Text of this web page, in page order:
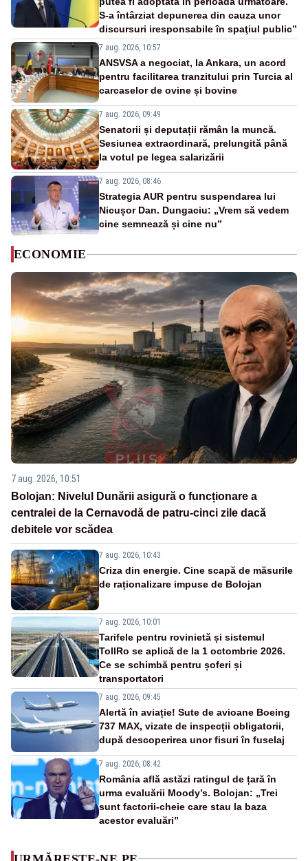
S-a întârziat depunerea din cauza unor
discursuri iresponsabile în spaţiul public”
7 aug. 2026, 10:57
ANSVSA a negociat, la Ankara, un acord
pentru facilitarea tranzitului prin Turcia al
carcaselor de ovine și bovine
7 aug. 2026, 09:49
Senatorii și deputații rămân la muncă.
Sesiunea extraordinară, prelungită până
la votul pe legea salarizării
7 aug. 2026, 08:46
Strategia AUR pentru suspendarea lui
Nicușor Dan. Dungaciu: „Vrem să vedem
cine semnează și cine nu”
ECONOMIE
7 aug. 2026, 10:51
Bolojan: Nivelul Dunării asigură o funcționare a
centralei de la Cernavodă de patru-cinci zile dacă
debitele vor scădea
7 aug. 2026, 10:43
Criza din energie. Cine scapă de măsurile
de raționalizare impuse de Bolojan
7 aug. 2026, 10:01
Tarifele pentru rovinietă și sistemul
TollRo se aplică de la 1 octombrie 2026.
Ce se schimbă pentru șoferi și
transportatori
7 aug. 2026, 09:45
Alertă în aviație! Sute de avioane Boeing
737 MAX, vizate de inspecții obligatorii,
după descoperirea unor fisuri în fuselaj
7 aug. 2026, 08:42
România află astăzi ratingul de țară în
urma evaluării Moody’s. Bolojan: „Trei
sunt factorii-cheie care stau la baza
acestor evaluări”